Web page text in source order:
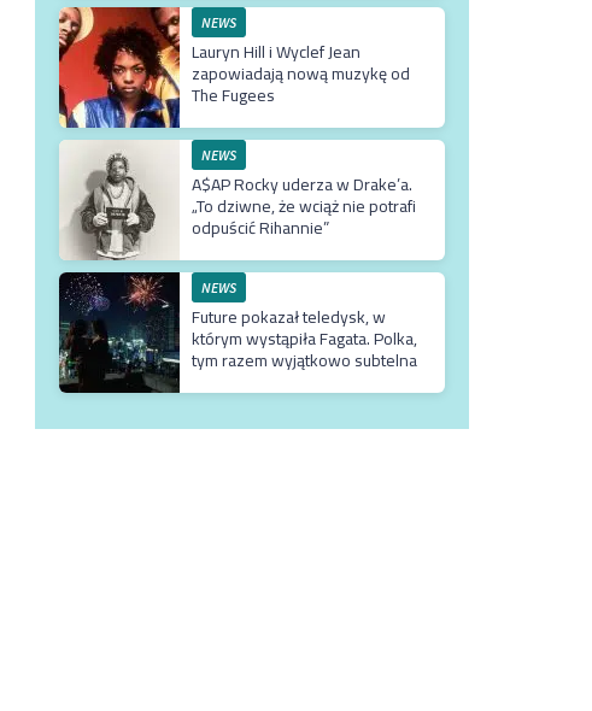
NEWS
Lauryn Hill i Wyclef Jean
zapowiadają nową muzykę od
The Fugees
NEWS
A$AP Rocky uderza w Drake’a.
„To dziwne, że wciąż nie potrafi
odpuścić Rihannie”
NEWS
Future pokazał teledysk, w
którym wystąpiła Fagata. Polka,
tym razem wyjątkowo subtelna